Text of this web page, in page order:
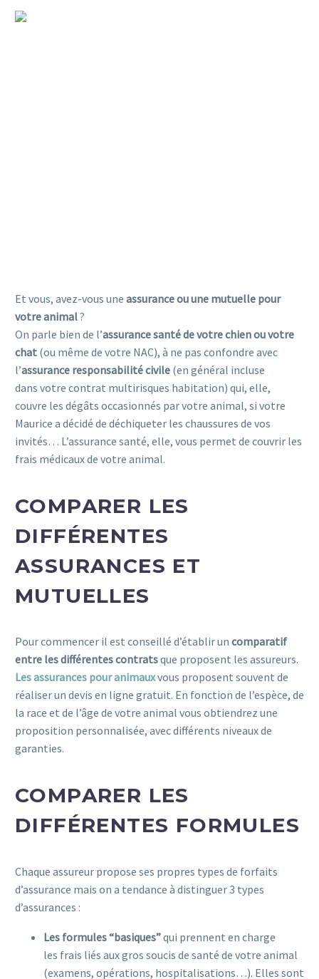
Et vous, avez-vous une assurance ou une mutuelle pour
votre animal?
On parle bien de l’assurance santé de votre chien ou votre
chat (ou même de votre NAC), à ne pas confondre avec
l’assurance responsabilité civile (en général incluse
dans votre contrat multirisques habitation) qui, elle,
couvre les dégâts occasionnés par votre animal, si votre
Maurice a décidé de déchiqueter les chaussures de vos
invités… L’assurance santé, elle, vous permet de couvrir les
frais médicaux de votre animal.
COMPARER LES
DIFFÉRENTES
ASSURANCES ET
MUTUELLES
Pour commencer il est conseillé d’établir un comparatif
entre les différentescontratsque proposent les assureurs.
Les assurances pour animauxvous proposent souvent de
réaliser un devis en ligne gratuit. En fonction de l’espèce, de
la race et de l’âge de votre animal vous obtiendrez une
proposition personnalisée, avec différents niveaux de
garanties.
COMPARER LES
DIFFÉRENTES FORMULES
Chaque assureur propose ses propres types de forfaits
d’assurance mais on a tendance à distinguer 3 types
d’assurances :
Les formules “basiques”qui prennent en charge
les frais liés aux gros soucis de santé de votre animal
(examens, opérations, hospitalisations…). Elles sont